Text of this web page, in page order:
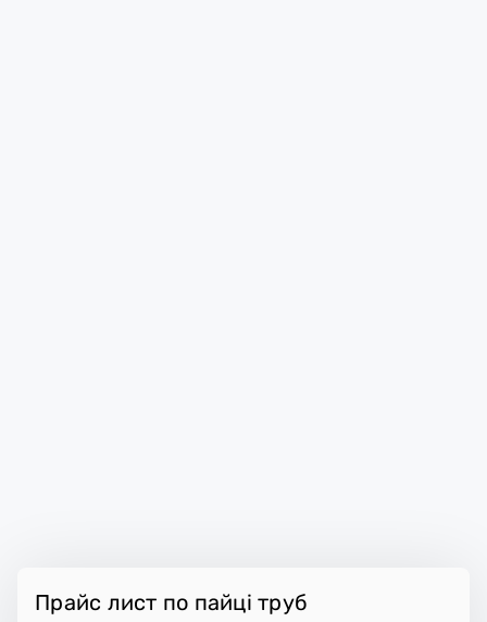
Прайс лист по пайці труб